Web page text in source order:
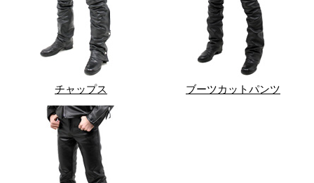
チャップス ブーツカットパンツ